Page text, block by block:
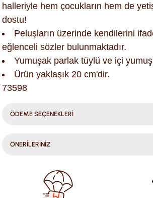
halleriyle hem çocukların hem de
dostu!
Peluşların üzerinde kendilerini
eğlenceli sözler bulunmaktadır.
Yumuşak parlak tüylü ve içi
Ürün yaklaşık 20 cm'dir.
73598
ÖDEME SEÇENEKLERİ
ÖNERİLERİNİZ
konularda yetersiz gördüğünüz noktaları
kullanarak tarafımıza iletebilirsiniz.